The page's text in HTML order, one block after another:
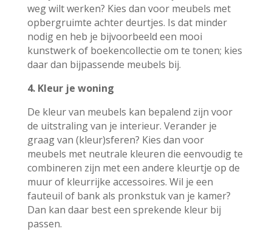
weg wilt werken? Kies dan voor meubels met
opbergruimte achter deurtjes. Is dat minder
nodig en heb je bijvoorbeeld een mooi
kunstwerk of boekencollectie om te tonen; kies
daar dan bijpassende meubels bij.
4. Kleur je woning
De kleur van meubels kan bepalend zijn voor
de uitstraling van je interieur. Verander je
graag van (kleur)sferen? Kies dan voor
meubels met neutrale kleuren die eenvoudig te
combineren zijn met een andere kleurtje op de
muur of kleurrijke accessoires. Wil je een
fauteuil of bank als pronkstuk van je kamer?
Dan kan daar best een sprekende kleur bij
passen.